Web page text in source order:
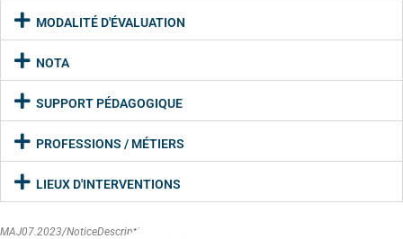
MODALITÉ D'ÉVALUATION
NOTA
SUPPORT PÉDAGOGIQUE
PROFESSIONS / MÉTIERS
LIEUX D'INTERVENTIONS
MAJ07.2023/NoticeDescriptive